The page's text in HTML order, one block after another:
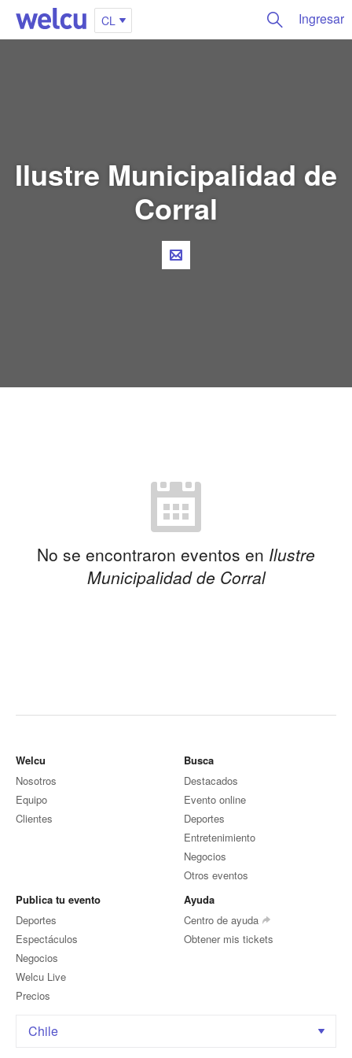
CL Ingresar
Ilustre Municipalidad de
Corral
No se encontraron eventos en Ilustre
Municipalidad de Corral
Welcu
Nosotros
Equipo
Clientes
Busca
Destacados
Evento online
Deportes
Entretenimiento
Negocios
Otros eventos
Publica tu evento
Deportes
Espectáculos
Negocios
Welcu Live
Precios
Ayuda
Centro de ayuda
Obtener mis tickets
Chile